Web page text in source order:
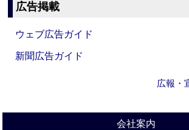
広告掲載
ウェブ広告ガイド
新聞広告ガイド
広報・
会社案内